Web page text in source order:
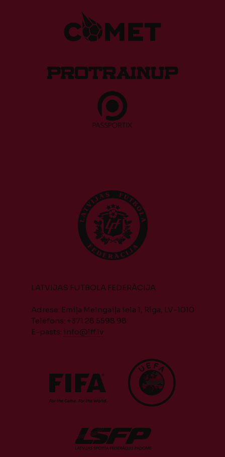
LATVIJAS FUTBOLA FEDERĀCIJA
Adrese: Emiļa Melngaiļa iela 1, Rīga, LV-1010
Telefons: +371 28 5598 98
E-pasts: info@lff.lv